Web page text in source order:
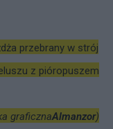
przebrany w strój
z pióropuszem
graficznaAlmanzor)